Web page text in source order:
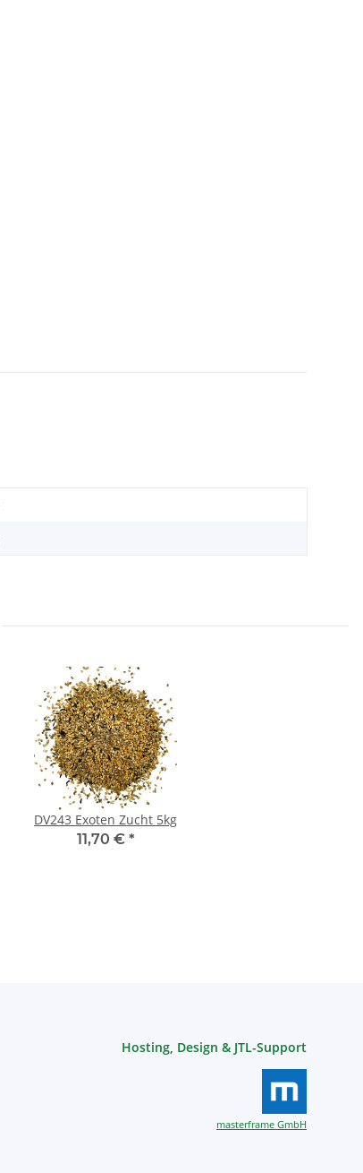
DV243 Exoten Zucht 5kg
11,70 € *
Hosting, Design & JTL-Support
masterframe GmbH